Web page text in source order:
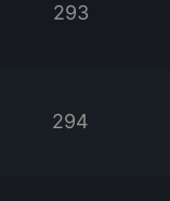
293
294